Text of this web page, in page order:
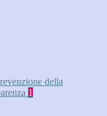
della
1